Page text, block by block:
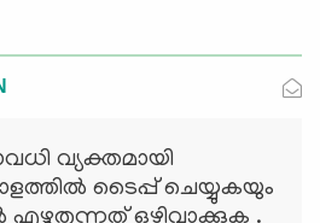
വ്യക്തമായി
ടൈപ്പ് ചെയ്യുകയും